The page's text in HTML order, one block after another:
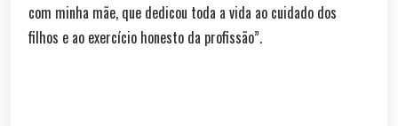
com minha mãe, que dedicou toda a vida ao cuidado dos
filhos e ao exercício honesto da profissão”.